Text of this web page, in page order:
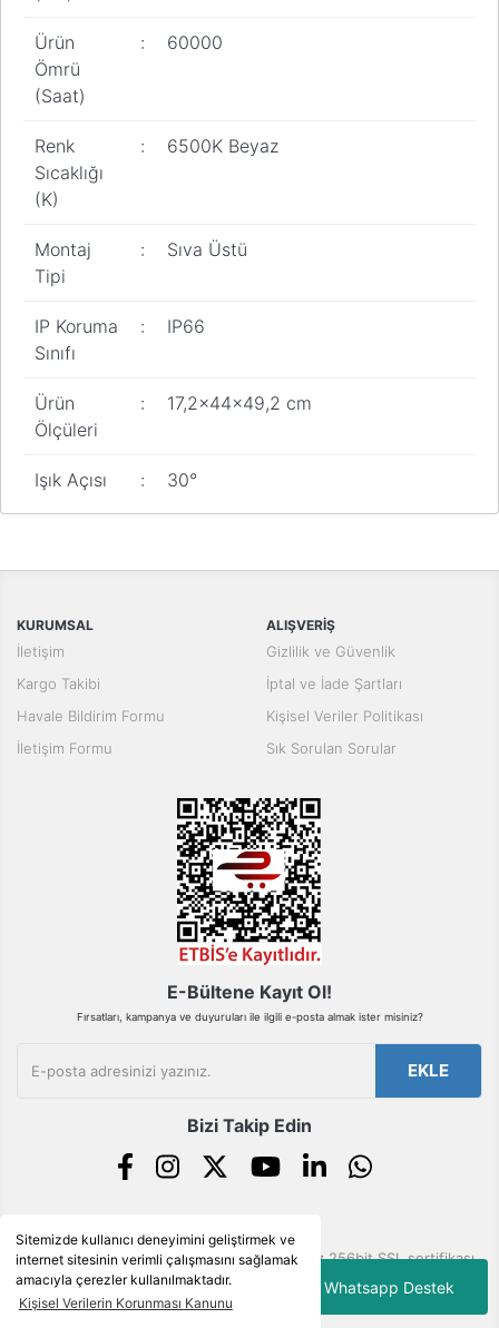
Sitemizde kullanıcı deneyimini geliştirmek ve
internet sitesinin verimli çalışmasını sağlamak
amacıyla çerezler kullanılmaktadır.
Kişisel Verilerin Korunması Kanunu
Whatsapp Destek
Ürün
Ömrü
(Saat)
: 60000
Renk
Sıcaklığı
(K)
: 6500K Beyaz
Montaj
Tipi
: Sıva Üstü
IP Koruma
Sınıfı
: IP66
Ürün
Ölçüleri
: 17,2x44x49,2 cm
Işık Açısı : 30°
Yorum Yaz
Bu ürünün fiyat bilgisi, resim, ürün açıklamalarında ve diğer
Ürün resmi kalitesiz, bozuk veya görüntülenemiyor.
Ürün fiyatı diğer sitelerden daha pahalı.
Bu ürüne benzer farklı alternatifler olmalı.
Gönder
KURUMSAL
İletişim
Kargo Takibi
Havale Bildirim Formu
İletişim Formu
ALIŞVERİŞ
Gizlilik ve Güvenlik
İptal ve İade Şartları
Kişisel Veriler Politikası
Sık Sorulan Sorular
E-Bültene Kayıt Ol!
Fırsatları, kampanya ve duyuruları ile ilgili e-posta almak ister misiniz?
EKLE
Bizi Takip Edin
© Tüm hakları saklıdır. Kredi kartı bilgileriniz 256bit SSL sertifikası
ile korunmaktadır.